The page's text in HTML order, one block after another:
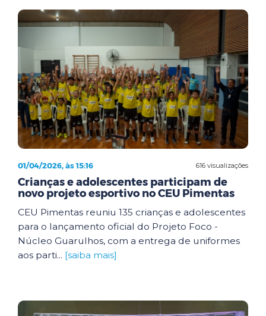
616 visualizações
01/04/2026, às 15:16
Crianças e adolescentes participam de
novo projeto esportivo no CEU Pimentas
CEU Pimentas reuniu 135 crianças e adolescentes
para o lançamento oficial do Projeto Foco -
Núcleo Guarulhos, com a entrega de uniformes
aos parti... [saiba mais]